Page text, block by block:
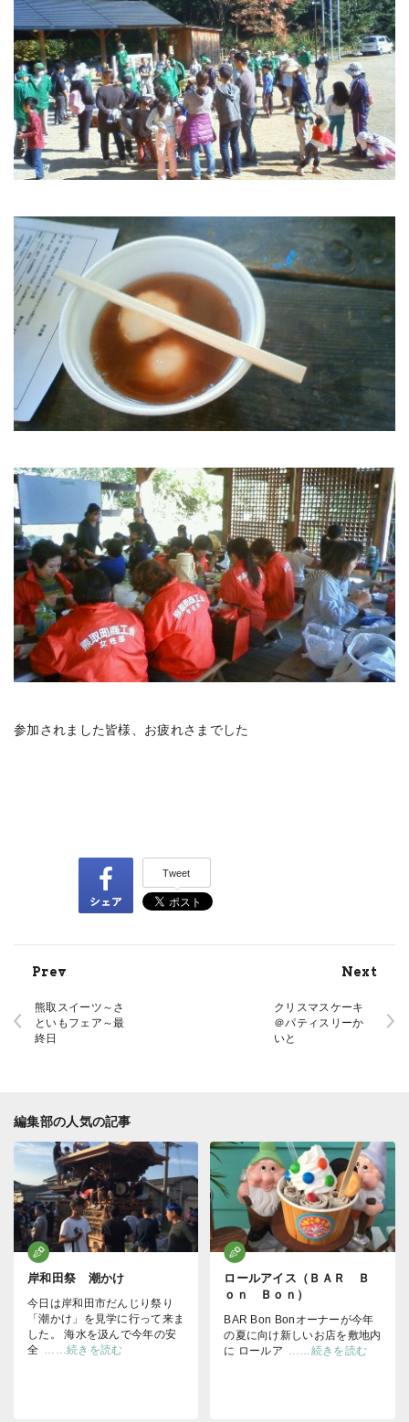
参加されました皆様、お疲れさまでした
Tweet
クリスマスケーキ
＠パティスリーか
いと
Next
熊取スイーツ～さ
といもフェア～最
終日
Prev
編集部の人気の記事
岸和田祭 潮かけ
今日は岸和田市だんじり祭り
「潮かけ」を見学に行って来ま
した。 海水を汲んで今年の安
全 ……続きを読む
ロールアイス（ＢＡＲ Ｂ
ｏｎ Ｂｏｎ）
BAR Bon Bonオーナーが今年
の夏に向け新しいお店を敷地内
に ロールア ……続きを読む